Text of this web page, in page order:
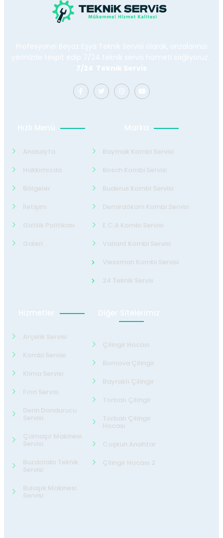
Profesyonel Beyaz Eşya Teknik Servisi olarak, arızalarınızı
yerinizde tespit edip 7/24 teknik servis hizmeti sağlıyoruz.
7/24 Teknik Servis
Hızlı Menü
Anasayfa
Hakkımızda
Bölgeler
İletişim
Gizlilik Politikası
Galeri
Marka
Baymak Kombi Servisi
Bosch Kombi Servisi
Buderus Kombi Servisi
Demirdöküm Kombi Servisi
E.C.A Kombi Servisi
Valiant Kombi Servisi
Viessman Kombi Servisi
24 Teknik Servis
Hizmetler
Arçelik Servisi
Kombi Servisi
Klima Servisi
Fırın Servisi
Derin Dondurucu
Servisi
Çamaşır Makinesi
Servisi
Buzdolabı Teknik
Servisi
Bulaşık Makinesi
Servisi
Diğer Sitelerimiz
Çilingir Hocası
Bornova Çilingir
Bayraklı Çilingir
Torbalı Çilingir
Torbalı Çilingir
Hocası
Coşkun Anahtar
Çilingir Hocası 2